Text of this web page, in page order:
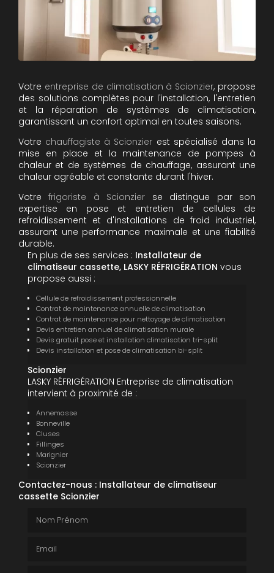
Votre entreprise de climatisation à Scionzier, propose
des solutions complètes pour l'installation, l'entretien
et la réparation de systèmes de climatisation,
garantissant un confort optimal en toutes saisons.
Votre chauffagiste à Scionzier est spécialisé dans la
mise en place et la maintenance de pompes à
chaleur et de systèmes de chauffage, assurant une
chaleur agréable et constante durant l'hiver.
Votrefrigoriste à Scionzier se distingue par son
expertise en pose et entretien de cellules de
refroidissement et d'installations de froid industriel,
assurant une performance maximale et une fiabilité
durable.
En plus de ses services : Installateur de
climatiseur cassette, LASKY RÉFRIGÉRATION vous
propose aussi :
Cellule de refroidissement professionnelle
Contrat de maintenance annuelle de climatisation
Contrat de maintenance pour nettoyage de climatisation
Devis entretien annuel de climatisation murale
Devis gratuit pose et installation climatisation tri-split
Devis installation et pose de climatisation bi-split
Scionzier
LASKY RÉFRIGÉRATION Entreprise de climatisation
intervient à proximité de :
Annemasse
Bonneville
Cluses
Fillinges
Marignier
Scionzier
Contactez-nous : Installateur de climatiseur
cassette Scionzier